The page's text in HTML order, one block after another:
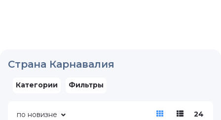
Страна Карнавалия
Категории Фильтры
по новизне 24